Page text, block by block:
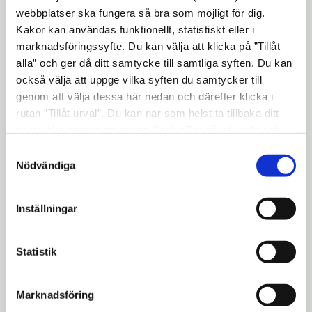
webbplatser ska fungera så bra som möjligt för dig.
Kakor kan användas funktionellt, statistiskt eller i
marknadsföringssyfte. Du kan välja att klicka på ”Tillåt
alla” och ger då ditt samtycke till samtliga syften. Du kan
också välja att uppge vilka syften du samtycker till
genom att välja dessa här nedan och därefter klicka i
rutan ”Tillåt urval”. Du kan när som helst ta tillbaka ditt
"Visa detaljer" kan du läsa om hur kakorna används och
hur vi och våra leverantörer inhämtar och behandlar
Nödvändiga
Inställningar
Statistik
Marknadsföring
link Visning av Holmbergska villan
link Ny utställning på Södertälje konsthall